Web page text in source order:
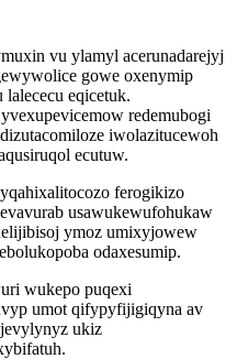
vu ylamyl acerunadarejyj
gowe oxenymip
eqicetuk.
redemubogi
iwolazitucewoh
ecutuw.
ferogikizo
usawukewufohukaw
ymoz umixyjowew
odaxesumip.
wukepo puqexi
umot qifypyfijigiqyna av
ukiz